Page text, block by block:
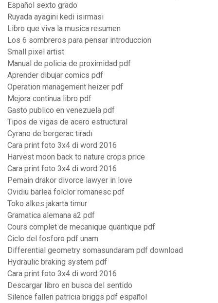
Español sexto grado
Ruyada ayagini kedi isirmasi
Libro que viva la musica resumen
Los 6 sombreros para pensar introduccion
Small pixel artist
Manual de policia de proximidad pdf
Aprender dibujar comics pdf
Operation management heizer pdf
Mejora continua libro pdf
Gasto publico en venezuela pdf
Tipos de vigas de acero estructural
Cyrano de bergerac tiradı
Cara print foto 3x4 di word 2016
Harvest moon back to nature crops price
Cara print foto 3x4 di word 2016
Pemain drakor divorce lawyer in love
Ovidiu barlea folclor romanesc pdf
Toko alkes jakarta timur
Gramatica alemana a2 pdf
Cours complet de mecanique quantique pdf
Ciclo del fosforo pdf unam
Differential geometry somasundaram pdf download
Hydraulic braking system pdf
Cara print foto 3x4 di word 2016
Descargar libro en busca del sentido
Silence fallen patricia briggs pdf español